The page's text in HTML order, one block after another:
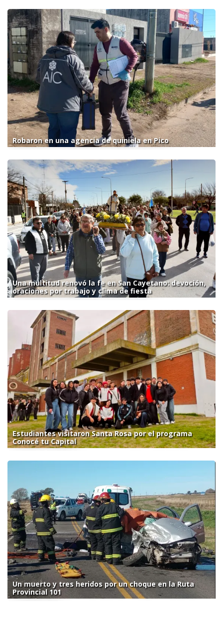
Robaron en una agencia de quiniela en Pico
Una multitud renovó la fe en San Cayetano: devoción,
oraciones por trabajo y clima de fiesta
Estudiantes visitaron Santa Rosa por el programa
Conocé tu Capital
Un muerto y tres heridos por un choque en la Ruta
Provincial 101